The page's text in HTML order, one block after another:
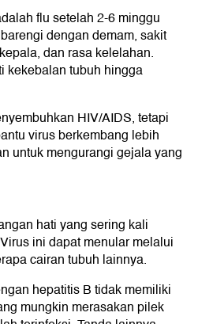
flu setelah 2-6 minggu
dengan demam, sakit
dan rasa kelelahan.
kekebalan tubuh hingga
HIV/AIDS, tetapi
virus berkembang lebih
untuk mengurangi gejala yang
hati yang sering kali
ini dapat menular melalui
cairan tubuh lainnya.
hepatitis B tidak memiliki
mungkin merasakan pilek